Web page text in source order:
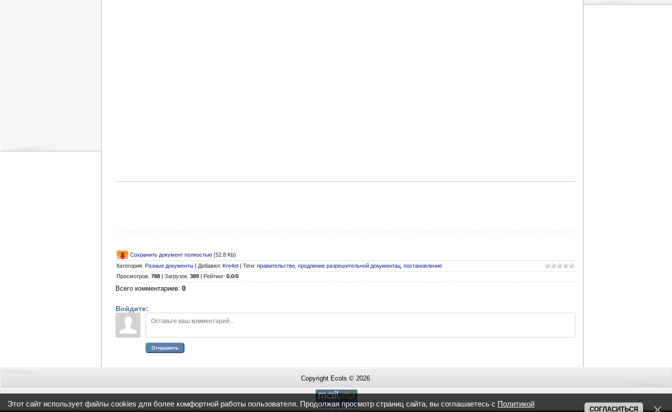
Сохранить документ полностью (52.8 Kb)
Категория: Разные документы Добавил: Kre4et Теги: правительство продление разрешительной документац постановление
Просмотров: 788 Загрузок: 389 Рейтинг: 0.0/0
Всего комментариев: 0
Войдите:
Отправить
Copyright Ecols © 2026
Этот сайт использует файлы cookies для более комфортной работы пользователя. Продолжая просмотр страниц сайта, вы соглашаетесь с Политикой
СОГЛАСИТЬСЯ